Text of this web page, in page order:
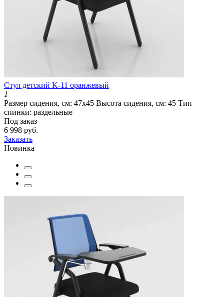
Cтул детский K-11 оранжевый
1
Размер сидения, см: 47х45 Высота сидения, см: 45 Тип
спинки: раздельные
Под заказ
6 998 руб.
Заказать
Новинка